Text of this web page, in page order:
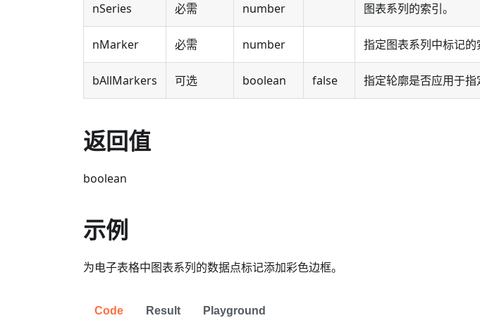
nSeries 必需 number 图表系列的索引。
nMarker 必需 number 指定图表系列中标记的
bAllMarkers 可选 boolean false 指定轮廓是否应用于指
返回值
boolean
示例
为电子表格中图表系列的数据点标记添加彩色边框。
Code Result Playground